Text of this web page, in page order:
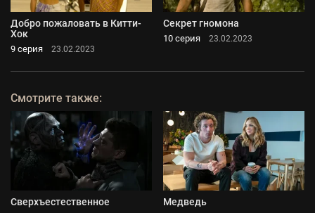
Добро пожаловать в Китти-
Хок
9 серия 23.02.2023
Секрет гномона
10 серия 23.02.2023
Смотрите также:
Сверхъестественное Медведь